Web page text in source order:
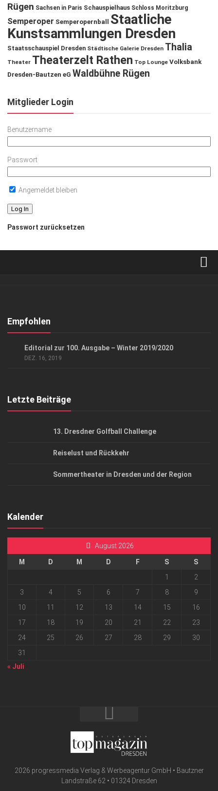
Rügen Sachsen in Paris Schauspielhaus Schloss Moritzburg
Semperoper Semperopernball
Staatliche
Kunstsammlungen Dresden
Staatsschauspiel Dresden Städtische Galerie Dresden Thalia
Theater Theaterzelt Rathen Top Lounge Volksbank
Dresden-Bautzen eG Waldbühne Rügen
Mitglieder Login
Benutzername
Passwort
Angemeldet bleiben
Passwort zurücksetzen
Kontakt, Impressum
Empfohlen
Editorial zur 100. Ausgabe – Winter 2019/2020
DEZ. 16, 2019
Letzte Beiträge
13. Dresdner Golfball Challenge
Reiselust und Rückkehr
Sommertheater in Dresden und der Region
Kalender
August 2026
M D M D F S
S
1
2
3
4 5 6 7 8
9
10
11 12 13 14 15
16
17
18 19 20 21 22
23
24
25 26 27 28 29
30
31
« Juli
2026 progressmedia Verlag & Werbeagentur GmbH • Bautzner
Landstraße 62 • 01324 Dresden